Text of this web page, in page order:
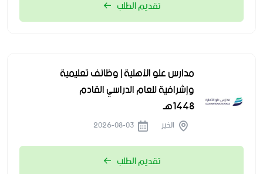
تقديم الطلب
مدارس علو الأهلية | وظائف تعليمية
وإشرافية للعام الدراسي القادم
1448هـ
الخبر
تقديم الطلب